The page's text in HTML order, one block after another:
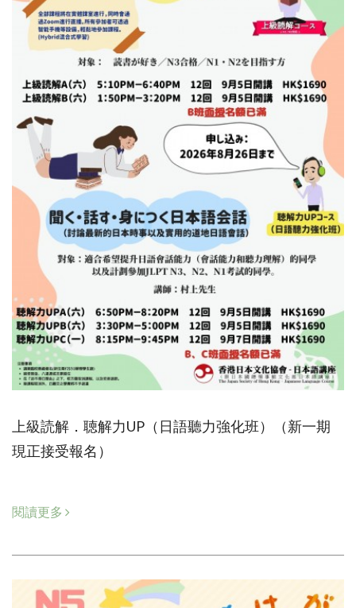
上級読解．聴解力UP（日語聽力強化班）（新一期
現正接受報名）
閱讀更多